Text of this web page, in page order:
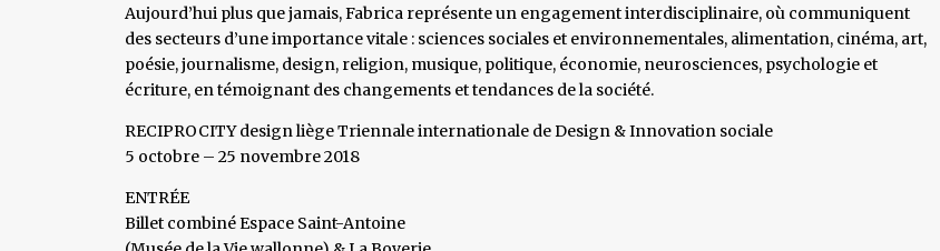
Aujourd’hui plus que jamais, Fabrica représente un engagement interdisciplinaire, où communiquent
des secteurs d’une importance vitale : sciences sociales et environnementales, alimentation, cinéma, art,
poésie, journalisme, design, religion, musique, politique, économie, neurosciences, psychologie et
écriture, en témoignant des changements et tendances de la société.
RECIPROCITY design liège Triennale internationale de Design & Innovation sociale
5 octobre – 25 novembre 2018
ENTRÉE
Billet combiné Espace Saint-Antoine